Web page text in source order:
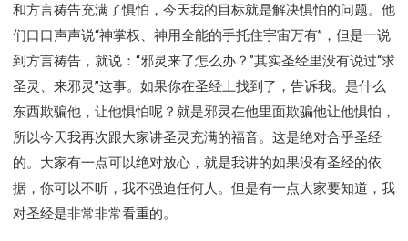
研习会03 - 医治释放特会
研习会03 - 成为门徒特会
和方言祷告充满了惧怕，今天我的目标就是解决惧怕的问题。他
们口口声声说“神掌权、神用全能的手托住宇宙万有”，但是一说
到方言祷告，就说：“邪灵来了怎么办？”其实圣经里没有说过“求
圣灵、来邪灵”这事。如果你在圣经上找到了，告诉我。是什么
东西欺骗他，让他惧怕呢？就是邪灵在他里面欺骗他让他惧怕，
所以今天我再次跟大家讲圣灵充满的福音。这是绝对合乎圣经
的。大家有一点可以绝对放心，就是我讲的如果没有圣经的依
据，你可以不听，我不强迫任何人。但是有一点大家要知道，我
对圣经是非常非常看重的。